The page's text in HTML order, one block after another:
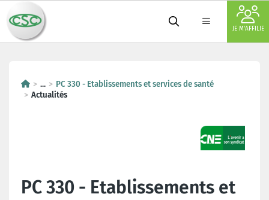
JE M'AFFILIE
...
PC 330 - Etablissements et services de santé
Actualités
PC 330 - Etablissements et